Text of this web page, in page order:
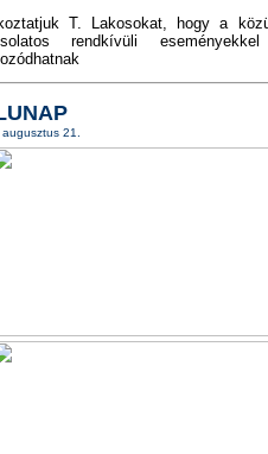
T. Lakosokat, hogy a
rendkívüli
21.